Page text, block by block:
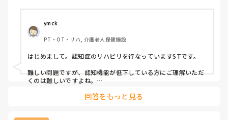
ymck
PT・OT・リハ, 介護老人保健施設
はじめまして。認知症のリハビリを行なっていますSTです。
難しい問題ですが、認知機能が低下している方にご理解いただ
くのは難しいですよね。
側の配慮と工夫が必須かと思います。もしくは、すべて合唱Ｏ
回答をもっと見る